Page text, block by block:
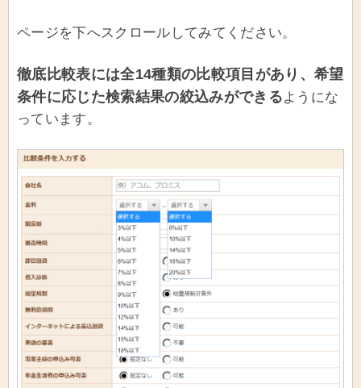
ページを下へスクロールしてみてください。
徹底比較表には全14種類の比較項目があり、希望
条件に応じた検索結果の絞込みができるようにな
っています。